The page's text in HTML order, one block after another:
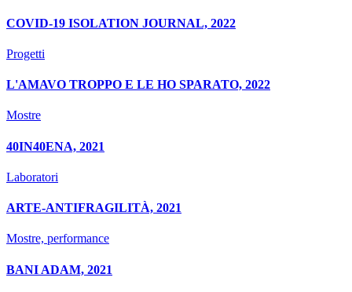
COVID-19 ISOLATION JOURNAL, 2022
Progetti
L'AMAVO TROPPO E LE HO SPARATO, 2022
Mostre
40IN40ENA, 2021
Laboratori
ARTE-ANTIFRAGILITÀ, 2021
Mostre, performance
BANI ADAM, 2021